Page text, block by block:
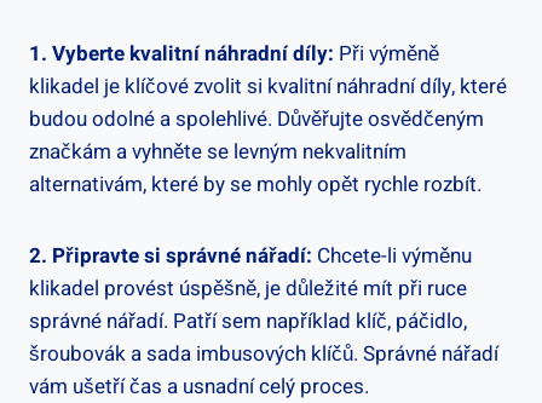
1. Vyberte kvalitní ⁢náhradní díly: Při výměně
klikadel je klíčové zvolit si kvalitní‍ náhradní díly, které
budou ‍odolné a spolehlivé. Důvěřujte ‍osvědčeným⁣
značkám a vyhněte se levným nekvalitním
alternativám, které ⁣by se mohly opět rychle rozbít.
2.‍ Připravte si správné nářadí: Chcete-li výměnu
klikadel provést úspěšně, je ⁤důležité mít při⁤ ruce
⁣správné nářadí. Patří‌ sem například klíč, páčidlo,
šroubovák a sada imbusových klíčů. ​Správné​ nářadí
vám ⁢ušetří čas ⁤a⁣ usnadní ⁢celý proces.